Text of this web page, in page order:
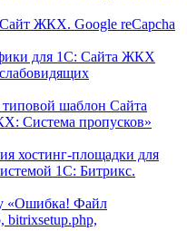
ЖКХ. Google reCapcha
для 1С: Сайта ЖКХ
шаблон Сайта
Система пропусков»
хостинг-площадки для
1С: Битрикс.
«Ошибка! Файл
bitrixsetup.php,